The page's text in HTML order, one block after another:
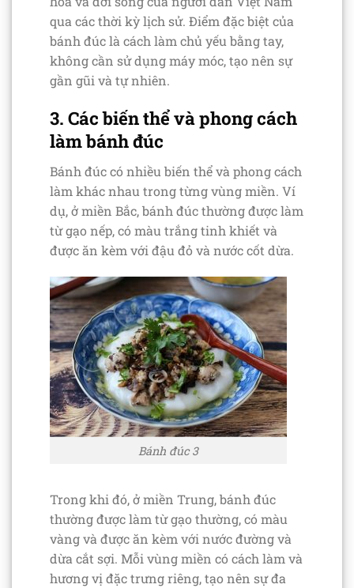
qua các thời kỳ lịch sử. Điểm đặc biệt của
bánh đúc là cách làm chủ yếu bằng tay,
không cần sử dụng máy móc, tạo nên sự
gần gũi và tự nhiên.
3. Các biến thể và phong cách
làm bánh đúc
Bánh đúc có nhiều biến thể và phong cách
làm khác nhau trong từng vùng miền. Ví
dụ, ở miền Bắc, bánh đúc thường được làm
từ gạo nếp, có màu trắng tinh khiết và
được ăn kèm với đậu đỏ và nước cốt dừa.
Bánh đúc 3
Trong khi đó, ở miền Trung, bánh đúc
thường được làm từ gạo thường, có màu
vàng và được ăn kèm với nước đường và
dừa cắt sợi. Mỗi vùng miền có cách làm và
hương vị đặc trưng riêng, tạo nên sự đa